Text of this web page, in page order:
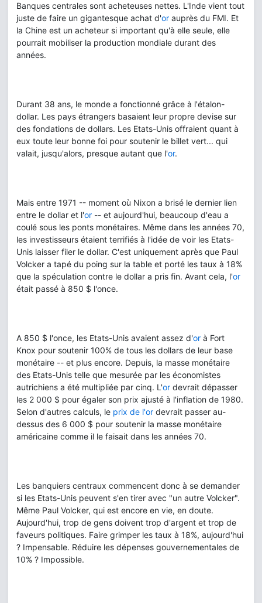
Banques centrales sont acheteuses nettes. L'Inde vient tout
juste de faire un gigantesque achat d'or auprès du FMI. Et
la Chine est un acheteur si important qu'à elle seule, elle
pourrait mobiliser la production mondiale durant des
années.
Durant 38 ans, le monde a fonctionné grâce à l'étalon-
dollar. Les pays étrangers basaient leur propre devise sur
des fondations de dollars. Les Etats-Unis offraient quant à
eux toute leur bonne foi pour soutenir le billet vert... qui
valait, jusqu'alors, presque autant que l'or.
Mais entre 1971 -- moment où Nixon a brisé le dernier lien
entre le dollar et l'or -- et aujourd'hui, beaucoup d'eau a
coulé sous les ponts monétaires. Même dans les années 70,
les investisseurs étaient terrifiés à l'idée de voir les Etats-
Unis laisser filer le dollar. C'est uniquement après que Paul
Volcker a tapé du poing sur la table et porté les taux à 18%
que la spéculation contre le dollar a pris fin. Avant cela, l'or
était passé à 850 $ l'once.
A 850 $ l'once, les Etats-Unis avaient assez d'or à Fort
Knox pour soutenir 100% de tous les dollars de leur base
monétaire -- et plus encore. Depuis, la masse monétaire
des Etats-Unis telle que mesurée par les économistes
autrichiens a été multipliée par cinq. L'or devrait dépasser
les 2 000 $ pour égaler son prix ajusté à l'inflation de 1980.
Selon d'autres calculs, le prix de l'or devrait passer au-
dessus des 6 000 $ pour soutenir la masse monétaire
américaine comme il le faisait dans les années 70.
Les banquiers centraux commencent donc à se demander
si les Etats-Unis peuvent s'en tirer avec "un autre Volcker".
Même Paul Volcker, qui est encore en vie, en doute.
Aujourd'hui, trop de gens doivent trop d'argent et trop de
faveurs politiques. Faire grimper les taux à 18%, aujourd'hui
? Impensable. Réduire les dépenses gouvernementales de
10% ? Impossible.